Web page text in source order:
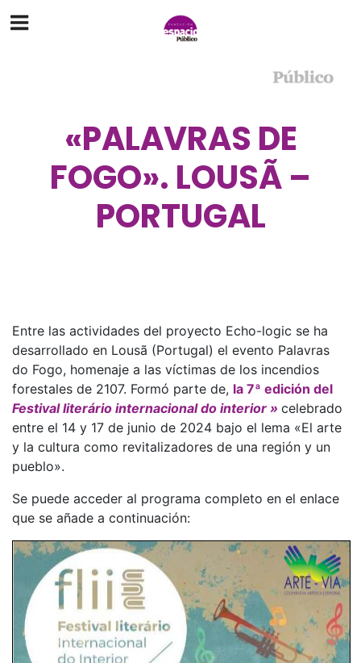
«PALAVRAS DE
FOGO». LOUSÃ –
PORTUGAL
Entre las actividades del proyecto Echo-logic se ha
desarrollado en Lousã (Portugal) el evento Palavras
do Fogo, homenaje a las víctimas de los incendios
forestales de 2107. Formó parte de, la 7ª edición del
Festival literário internacional do interior » celebrado
entre el 14 y 17 de junio de 2024 bajo el lema «El arte
y la cultura como revitalizadores de una región y un
pueblo».
Se puede acceder al programa completo en el enlace
que se añade a continuación: